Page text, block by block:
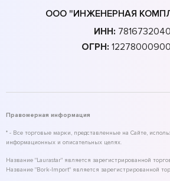
ООО "ИНЖЕНЕРНАЯ
ИНН: 7816732040
ОГРН:
Правомерная информация
* - Все торговые марки, представленные на Сайте,
информационных и описательных целях.
Название "Laurastar" является зарегистрированной
Название "Bork-Import" является зарегистрированной